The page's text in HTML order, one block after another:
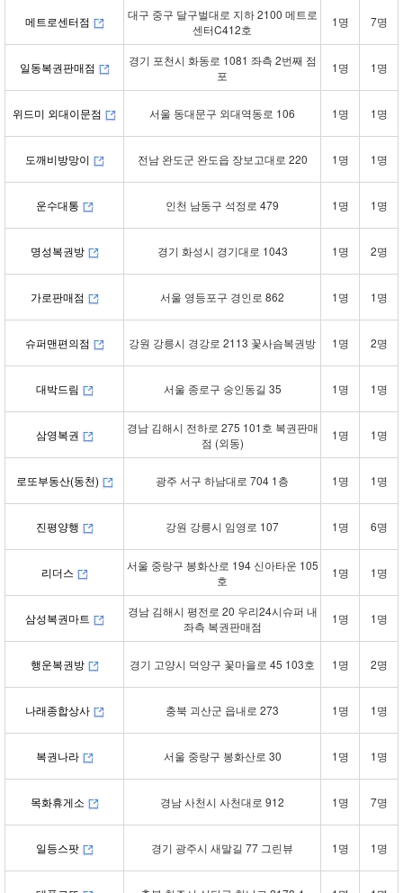
메트로센터점
대구 중구 달구벌대로 지하 2100 메트로
센터C412호
1명 7명
일동복권판매점
경기 포천시 화동로 1081 좌측 2번째 점
포
1명 1명
위드미 외대이문점 서울 동대문구 외대역동로 106 1명 1명
도깨비방망이 전남 완도군 완도읍 장보고대로 220 1명 1명
운수대통 인천 남동구 석정로 479 1명 1명
명성복권방 경기 화성시 경기대로 1043 1명 2명
가로판매점 서울 영등포구 경인로 862 1명 1명
슈퍼맨편의점 강원 강릉시 경강로 2113 꽃사슴복권방 1명 2명
대박드림 서울 종로구 숭인동길 35 1명 1명
삼영복권
경남 김해시 전하로 275 101호 복권판매
점 (외동)
1명 1명
로또부동산(동천) 광주 서구 하남대로 704 1층 1명 1명
진평양행 강원 강릉시 임영로 107 1명 6명
리더스
서울 중랑구 봉화산로 194 신아타운 105
호
1명 1명
삼성복권마트
경남 김해시 평전로 20 우리24시슈퍼 내
좌측 복권판매점
1명 1명
행운복권방 경기 고양시 덕양구 꽃마을로 45 103호 1명 2명
나래종합상사 충북 괴산군 읍내로 273 1명 1명
복권나라 서울 중랑구 봉화산로 30 1명 1명
목화휴게소 경남 사천시 사천대로 912 1명 7명
일등스팟 경기 광주시 새말길 77 그린뷰 1명 1명